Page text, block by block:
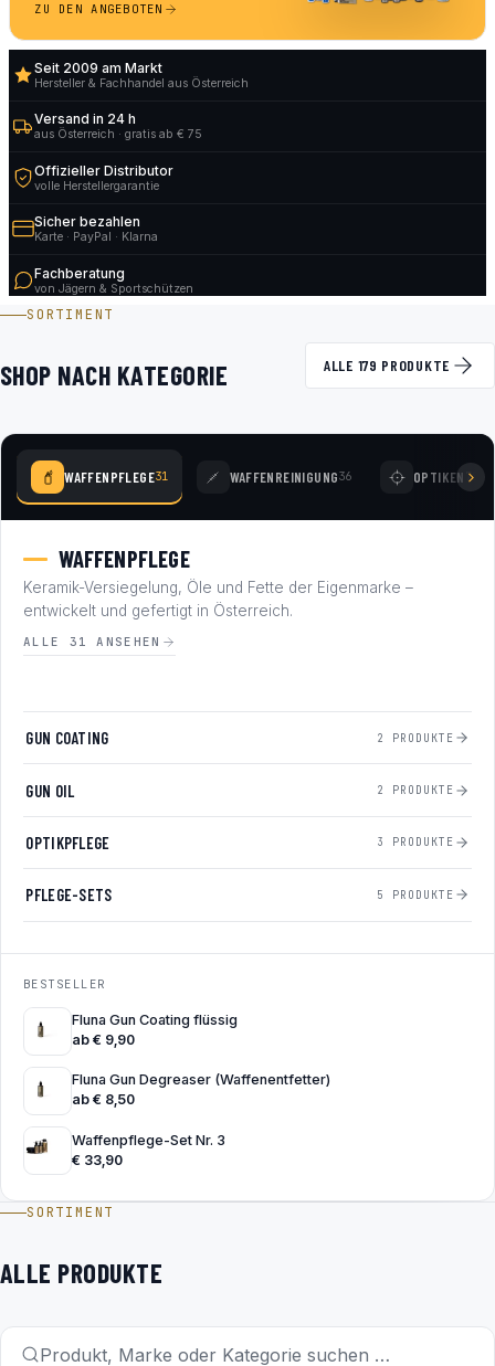
ZU DEN ANGEBOTEN
Seit 2009 am Markt
Hersteller & Fachhandel aus Österreich
Versand in 24 h
aus Österreich · gratis ab € 75
Offizieller Distributor
volle Herstellergarantie
Sicher bezahlen
Karte · PayPal · Klarna
Fachberatung
von Jägern & Sportschützen
SORTIMENT
SHOP NACH KATEGORIE ALLE 179 PRODUKTE
WAFFENPFLEGE31 WAFFENREINIGUNG36 OPTIKEN 78
WAFFENPFLEGE
Keramik-Versiegelung, Öle und Fette der Eigenmarke –
entwickelt und gefertigt in Österreich.
ALLE 31 ANSEHEN
GUN COATING 2 PRODUKTE
GUN OIL 2 PRODUKTE
OPTIKPFLEGE 3 PRODUKTE
PFLEGE-SETS 5 PRODUKTE
BESTSELLER
Fluna Gun Coating flüssig
ab € 9,90
Fluna Gun Degreaser (Waffenentfetter)
ab € 8,50
Waffenpflege-Set Nr. 3
€ 33,90
SORTIMENT
ALLE PRODUKTE